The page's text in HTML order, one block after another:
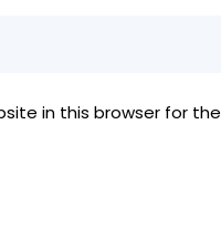
in this browser for